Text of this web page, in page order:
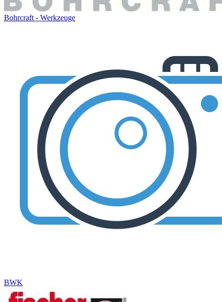
Bohrcraft - Werkzeuge
BWK